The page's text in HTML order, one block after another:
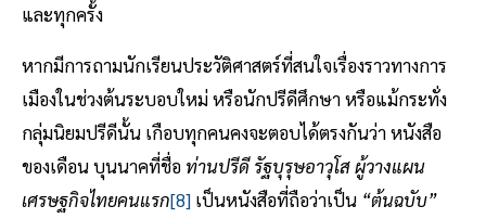
และทุกครั้ง
หากมีการถามนักเรียนประวัติศาสตร์ที่สนใจเรื่องราวทางการ
เมืองในช่วงต้นระบอบใหม่ หรือนักปรีดีศึกษา หรือแม้กระทั่ง
กลุ่มนิยมปรีดีนั้น เกือบทุกคนคงจะตอบได้ตรงกันว่า หนังสือ
ของเดือน บุนนาคที่ชื่อ ท่านปรีดี รัฐบุรุษอาวุโส ผู้วางแผน
เศรษฐกิจไทยคนแรก[8] เป็นหนังสือที่ถือว่าเป็น “ต้นฉบับ”